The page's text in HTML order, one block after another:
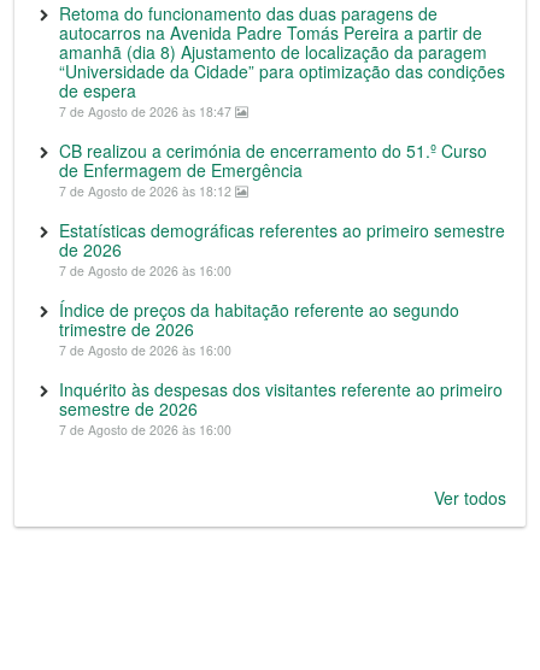
Retoma do funcionamento das duas paragens de
autocarros na Avenida Padre Tomás Pereira a partir de
amanhã (dia 8) Ajustamento de localização da paragem
“Universidade da Cidade” para optimização das condições
de espera
7 de Agosto de 2026 às 18:47
CB realizou a cerimónia de encerramento do 51.º Curso
de Enfermagem de Emergência
7 de Agosto de 2026 às 18:12
Estatísticas demográficas referentes ao primeiro semestre
de 2026
7 de Agosto de 2026 às 16:00
Índice de preços da habitação referente ao segundo
trimestre de 2026
7 de Agosto de 2026 às 16:00
Inquérito às despesas dos visitantes referente ao primeiro
semestre de 2026
7 de Agosto de 2026 às 16:00
Ver todos